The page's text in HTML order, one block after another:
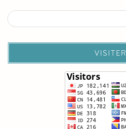
VISITER